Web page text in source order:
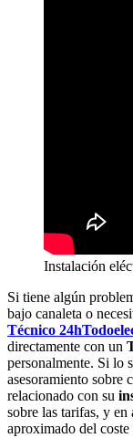
Instalación
Si tiene algún
bajo canaleta o
Técnico
directamente con un
personalmente. Si lo
asesoramiento sobre
relacionado con su
sobre las tarifas, y en
aproximado del coste